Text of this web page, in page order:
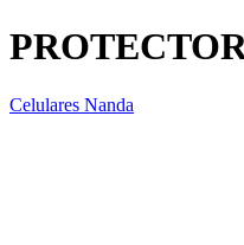
Celulares Nanda